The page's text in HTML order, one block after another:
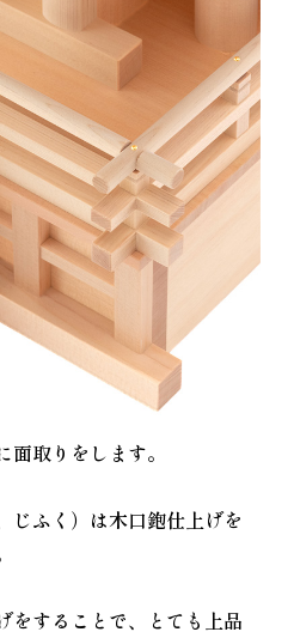
取りをします。
じふく）は木口鉋仕上げを
をすることで、とても上品